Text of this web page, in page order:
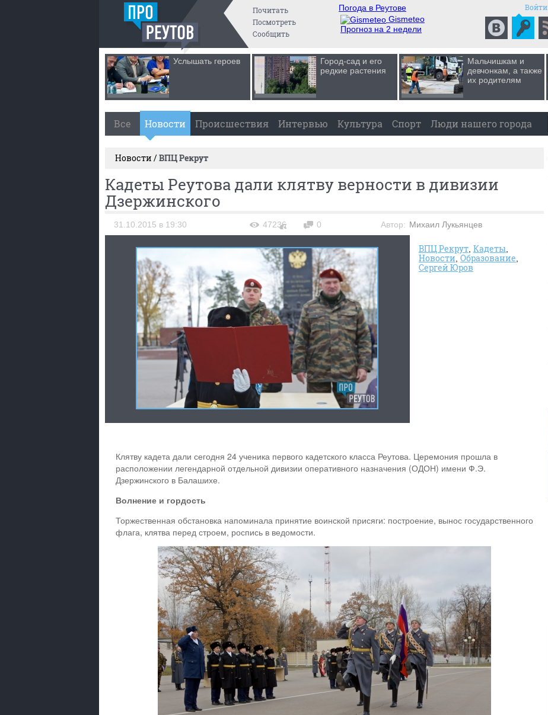
Почитать
Посмотреть
Сообщить
Погода в Реутове
Gismeteo
Прогноз на 2 недели
Войти
Услышать героев
Город-сад и его
редкие растения
Мальчишкам и
девчонкам, а также
их родителям
Все Новости Происшествия Интервью Культура Спорт Люди нашего города
Новости /ВПЦ Рекрут
Кадеты Реутова дали клятву верности в дивизии
Дзержинского
31.10.2015 в 19:30 47236 0 Автор: Михаил Лукьянцев
ВПЦ Рекрут Кадеты
Новости Образование
Сергей Юров
Клятву кадета дали сегодня 24 ученика первого кадетского класса Реутова. Церемония прошла в
расположении легендарной отдельной дивизии оперативного назначения (ОДОН) имени Ф.Э.
Дзержинского в Балашихе.
Волнение и гордость
Торжественная обстановка напоминала принятие воинской присяги: построение, вынос государственного
флага, клятва перед строем, роспись в ведомости.